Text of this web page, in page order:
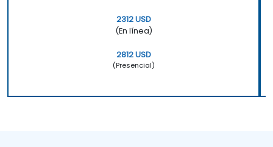
2312 USD
(En línea)
2812 USD
(Presencial)